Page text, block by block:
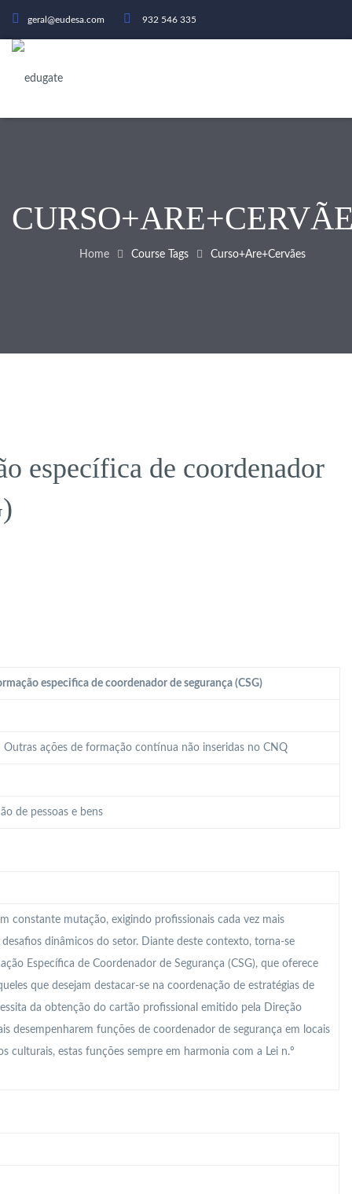
geral@eudesa.com 932 546 335
Home Course Tags Curso+are+cervães
específica de coordenador
especifica de coordenador de segurança (CSG)
Outras ações de formação contínua não inseridas no CNQ
de pessoas e bens
constante mutação, exigindo profissionais cada vez mais
dinâmicos do setor. Diante deste contexto, torna-se
Específica de Coordenador de Segurança (CSG), que oferece
que desejam destacar-se na coordenação de estratégias de
da obtenção do cartão profissional emitido pela Direção
desempenharem funções de coordenador de segurança em locais
culturais, estas funções sempre em harmonia com a Lei n.º